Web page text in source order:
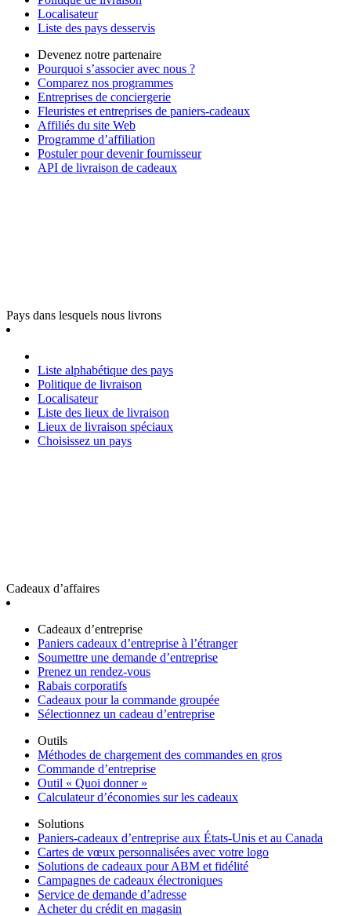
Localisateur
Liste des pays desservis
Devenez notre partenaire
Pourquoi s’associer avec nous ?
Comparez nos programmes
Entreprises de conciergerie
Fleuristes et entreprises de paniers-cadeaux
Affiliés du site Web
Programme d’affiliation
Postuler pour devenir fournisseur
API de livraison de cadeaux
Pays dans lesquels nous livrons
Liste alphabétique des pays
Politique de livraison
Localisateur
Liste des lieux de livraison
Lieux de livraison spéciaux
Choisissez un pays
Cadeaux d’affaires
Cadeaux d’entreprise
Paniers cadeaux d’entreprise à l’étranger
Soumettre une demande d’entreprise
Prenez un rendez-vous
Rabais corporatifs
Cadeaux pour la commande groupée
Sélectionnez un cadeau d’entreprise
Outils
Méthodes de chargement des commandes en gros
Commande d’entreprise
Outil « Quoi donner »
Calculateur d’économies sur les cadeaux
Solutions
Paniers-cadeaux d’entreprise aux États-Unis et au Canada
Cartes de vœux personnalisées avec votre logo
Solutions de cadeaux pour ABM et fidélité
Campagnes de cadeaux électroniques
Service de demande d’adresse
Acheter du crédit en magasin